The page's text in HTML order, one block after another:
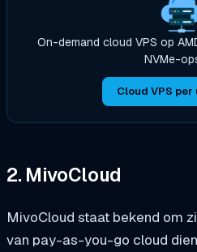
On-demand cloud VPS op
NVMe-
Cloud VPS per
2. MivoCloud
MivoCloud staat bekend om
van pay-as-you-go cloud